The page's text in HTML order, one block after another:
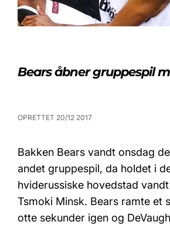
Bears åbner gruppespil
OPRETTET 20/12 2017
Bakken Bears vandt onsdag
andet gruppespil, da holdet i
hviderussiske hovedstad
Tsmoki Minsk. Bears ramte et
otte sekunder igen og